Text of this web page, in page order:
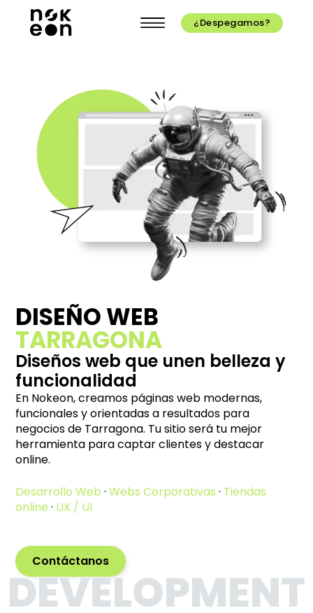
¿Despegamos?
DISEÑO WEB
TARRAGONA
Diseños web que unen belleza y
funcionalidad
En Nokeon, creamos páginas web modernas,
funcionales y orientadas a resultados para
negocios de Tarragona. Tu sitio será tu mejor
herramienta para captar clientes y destacar
online.
Desarrollo Web ·Webs Corporativas · Tiendas
online · UX / UI
Contáctanos
DEVELOPMENT